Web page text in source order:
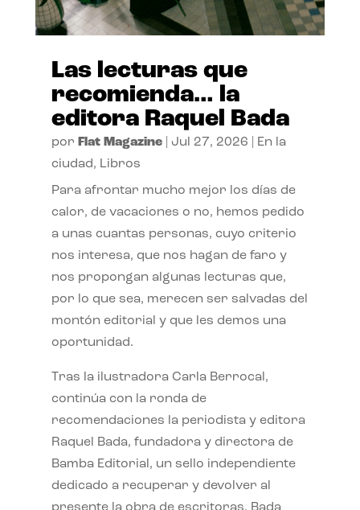
Las lecturas que
recomienda… la
editora Raquel Bada
por Flat Magazine| Jul 27, 2026
En la
ciudad, Libros
Para afrontar mucho mejor los días de
calor, de vacaciones o no, hemos pedido
a unas cuantas personas, cuyo criterio
nos interesa, que nos hagan de faro y
nos propongan algunas lecturas que,
por lo que sea, merecen ser salvadas del
montón editorial y que les demos una
oportunidad.
Tras la ilustradora Carla Berrocal,
continúa con la ronda de
recomendaciones la periodista y editora
Raquel Bada, fundadora y directora de
Bamba Editorial, un sello independiente
dedicado a recuperar y devolver al